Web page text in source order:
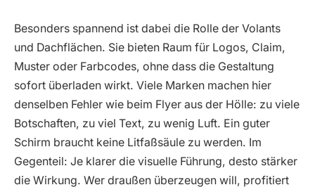
Besonders spannend ist dabei die Rolle der Volants
und Dachflächen. Sie bieten Raum für Logos, Claim,
Muster oder Farbcodes, ohne dass die Gestaltung
sofort überladen wirkt. Viele Marken machen hier
denselben Fehler wie beim Flyer aus der Hölle: zu viele
Botschaften, zu viel Text, zu wenig Luft. Ein guter
Schirm braucht keine Litfaßsäule zu werden. Im
Gegenteil: Je klarer die visuelle Führung, desto stärker
die Wirkung. Wer draußen überzeugen will, profitiert